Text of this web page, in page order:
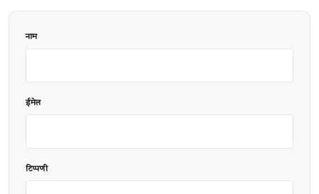
नाम
ईमेल
टिप्पणी